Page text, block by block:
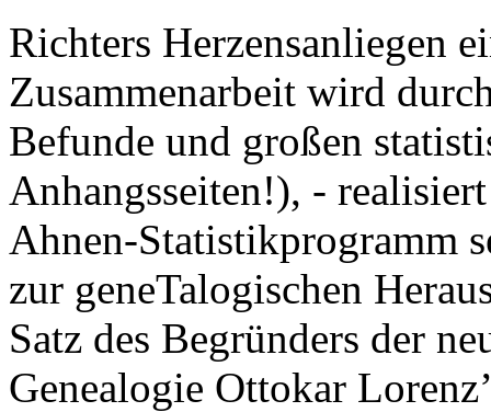
Richters Herzensanliegen
Zusammenarbeit wird
Befunde und großen
Anhangsseiten!), -
Ahnen-Statistikprogramm
zur geneTalogischen
Satz des Begründers der
Genealogie Ottokar